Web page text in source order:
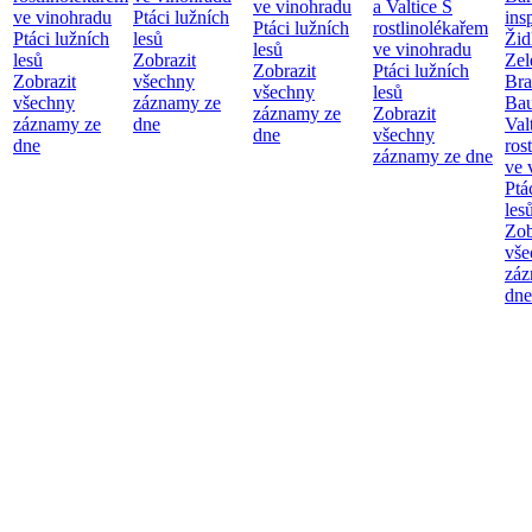
ve vinohradu
Ptáci lužních
lesů
Zobrazit
všechny
záznamy ze
dne
Ptáci lužních
lesů
Zobrazit
všechny
záznamy ze
dne
ve vinohradu
Ptáci lužních
lesů
Zobrazit
všechny
záznamy ze
dne
a Valtice S
rostlinolékařem
ve vinohradu
Ptáci lužních
lesů
Zobrazit
všechny
záznamy ze dne
ve
dne